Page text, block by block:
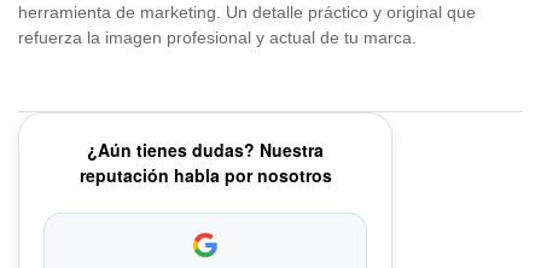
herramienta de marketing. Un detalle práctico y original que
refuerza la imagen profesional y actual de tu marca.
¿Aún tienes dudas? Nuestra
reputación habla por nosotros